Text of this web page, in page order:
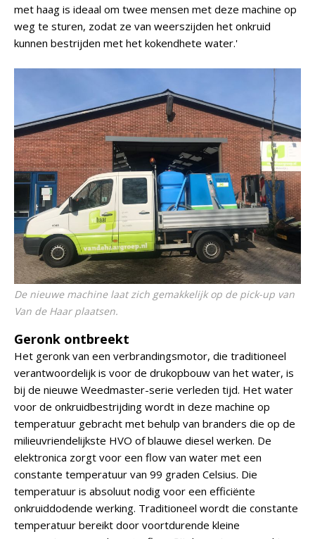
met haag is ideaal om twee mensen met deze machine op
weg te sturen, zodat ze van weerszijden het onkruid
kunnen bestrijden met het kokendhete water.'
De nieuwe machine laat zich gemakkelijk op de pick-up van
Van de Haar plaatsen.
Geronk ontbreekt
Het geronk van een verbrandingsmotor, die traditioneel
verantwoordelijk is voor de drukopbouw van het water, is
bij de nieuwe Weedmaster-serie verleden tijd. Het water
voor de onkruidbestrijding wordt in deze machine op
temperatuur gebracht met behulp van branders die op de
milieuvriendelijkste HVO of blauwe diesel werken. De
elektronica zorgt voor een flow van water met een
constante temperatuur van 99 graden Celsius. Die
temperatuur is absoluut nodig voor een efficiënte
onkruiddodende werking. Traditioneel wordt die constante
temperatuur bereikt door voortdurende kleine